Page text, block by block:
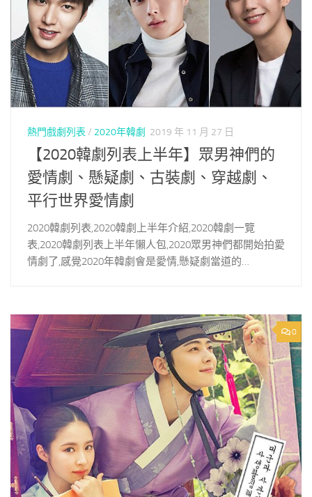
熱門戲劇列表 / 2020年韓劇 2019 年 11 月 27 日
【2020韓劇列表上半年】眾男神們的
愛情劇、懸疑劇、古裝劇、穿越劇、
平行世界愛情劇
2020韓劇列表,2020韓劇上半年介紹,2020韓劇一覽
表,2020韓劇列表上半年懶人包,2020眾男神們都開始拍愛
情劇了,感覺2020年韓劇會是愛情,懸疑劇當道的…
0